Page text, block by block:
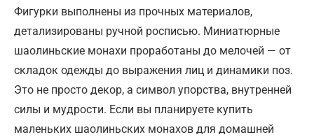
Фигурки выполнены из прочных материалов,
детализированы ручной росписью. Миниатюрные
шаолиньские монахи проработаны до мелочей — от
складок одежды до выражения лиц и динамики поз.
Это не просто декор, а символ упорства, внутренней
силы и мудрости. Если вы планируете купить
маленьких шаолиньских монахов для домашней